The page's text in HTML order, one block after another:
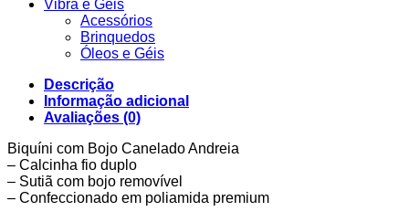
Vibra e Géis
Acessórios
Brinquedos
Óleos e Géis
Descrição
Informação adicional
Avaliações (0)
Biquíni com Bojo Canelado Andreia
– Calcinha fio duplo
– Sutiã com bojo removível
– Confeccionado em poliamida premium